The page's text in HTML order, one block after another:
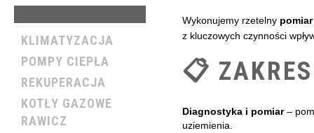
KLIMATYZACJA
POMPY CIEPŁA
REKUPERACJA
KOTŁY GAZOWE
RAWICZ
Wykonujemy rzetelny
z kluczowych czynności
📋
Diagnostyka i pomiar–
uziemienia.